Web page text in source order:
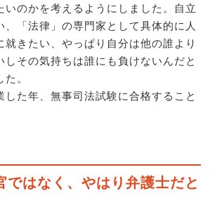
いのかを考えるようにしました。自立
、「法律」の専門家として具体的に人
就きたい、やっぱり自分は他の誰より
しその気持ちは誰にも負けないんだと
。
した年、無事司法試験に合格すること
ではなく、やはり弁護士だと